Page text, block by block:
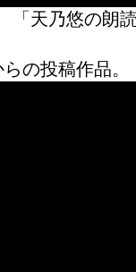
「天乃悠の
の投稿作品